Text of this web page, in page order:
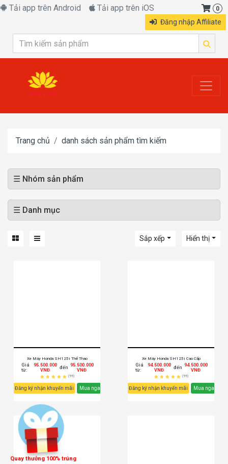
Tải app trên Android Tải app trên iOS
Đăng nhập Affiliate
0
Trang chủ danh sách sản phẩm tìm kiếm
☰ Nhóm sản phẩm
☰ Danh mục
Sắp xếp Hiển thị
Xe Máy Honda SH125i Thể Thao
Giá
từ:
95.500.000
VNĐ
đến 95.500.000
VNĐ
(99)
Đăng ký nhận khuyến mãi Mua ngay
Xe Máy Honda SH125i Cao Cấp
Giá
từ:
94.500.000
VNĐ
đến 94.500.000
VNĐ
(99)
Đăng ký nhận khuyến mãi Mua ngay
Quay thưởng 100% trúng